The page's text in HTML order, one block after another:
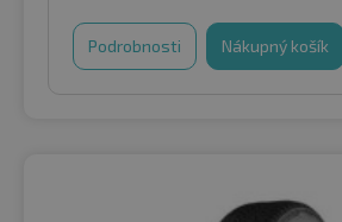
Podrobnosti Nákupný košík